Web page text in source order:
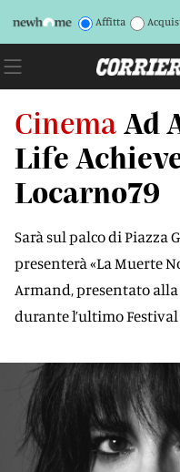
Affitta
Cinema Ad
Life
Locarno79
Sarà sul palco di Piazza
presenterà «La Muerte
Armand, presentato
durante l’ultimo